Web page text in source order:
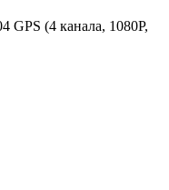
GPS (4 канала, 1080Р,